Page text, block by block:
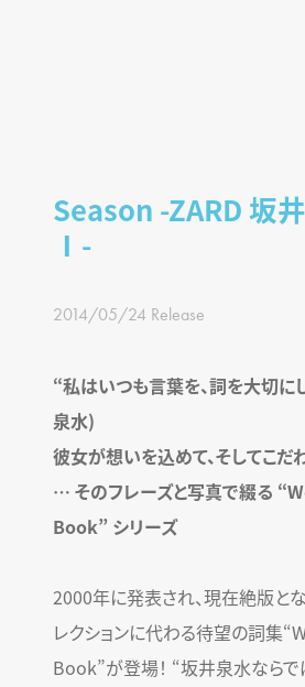
Season -ZARD 坂
Ⅰ-
2014/05/24 Release
“私はいつも言葉を、詞を大切
泉水)
彼女が想いを込めて、そしてこだ
… そのフレーズと写真で綴る
Book” シリーズ
2000年に発表され、現在絶版と
レクションに代わる待望の詞集
Book”が登場！ “坂井泉水ならで